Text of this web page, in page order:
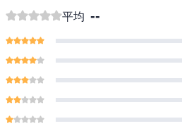
の地位にとって決定的なものであった
性解放の単一の原因とみなすことはで
条件である。女性解放をフェミニズム
由になれば、誰もがこの関係に気づけ
い。西洋社会に暮らす人々は便利な生
巻く物質的環境を当たり前のものと思
史のなかでつい最近生じたものにすぎ
平均 --